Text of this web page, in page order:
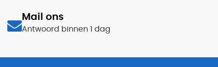
Mail ons
Antwoord binnen 1 dag